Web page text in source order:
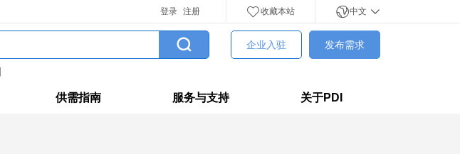
登录 注册 收藏本站 中文
企业入驻 发布需求
供需指南 服务与支持 关于PDI